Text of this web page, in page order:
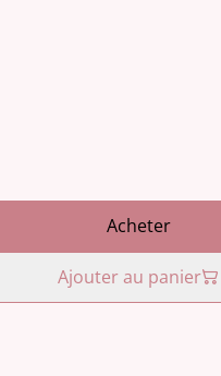
Acheter
Ajouter au panier